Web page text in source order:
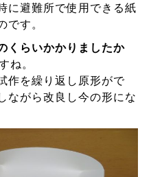
に避難所で使用できる紙
す。
らいかかりましたか
ね。
作を繰り返し原形がで
ながら改良し今の形にな